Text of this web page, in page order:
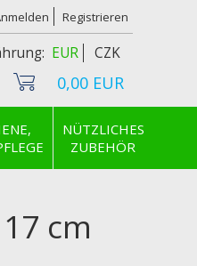
EUR CZK
Registrieren
0,00 EUR
NÜTZLICHES
ZUBEHÖR
cm